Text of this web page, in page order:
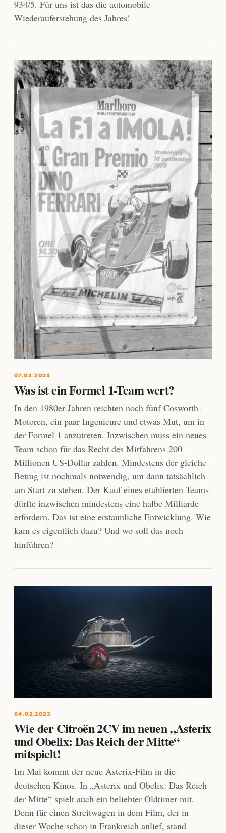
934/5. Für uns ist das die automobile
Wiederauferstehung des Jahres!
07.03.2023
Was ist ein Formel 1-Team wert?
In den 1980er-Jahren reichten noch fünf Cosworth-
Motoren, ein paar Ingenieure und etwas Mut, um in
der Formel 1 anzutreten. Inzwischen muss ein neues
Team schon für das Recht des Mitfahrens 200
Millionen US-Dollar zahlen. Mindestens der gleiche
Betrag ist nochmals notwendig, um dann tatsächlich
am Start zu stehen. Der Kauf eines etablierten Teams
dürfte inzwischen mindestens eine halbe Milliarde
erfordern. Das ist eine erstaunliche Entwicklung. Wie
kam es eigentlich dazu? Und wo soll das noch
hinführen?
04.02.2023
Wie der Citroën 2CV im neuen „Asterix
und Obelix: Das Reich der Mitte“
mitspielt!
Im Mai kommt der neue Asterix-Film in die
deutschen Kinos. In „Asterix und Obelix: Das Reich
der Mitte“ spielt auch ein beliebter Oldtimer mit.
Denn für einen Streitwagen in dem Film, der in
dieser Woche schon in Frankreich anlief, stand